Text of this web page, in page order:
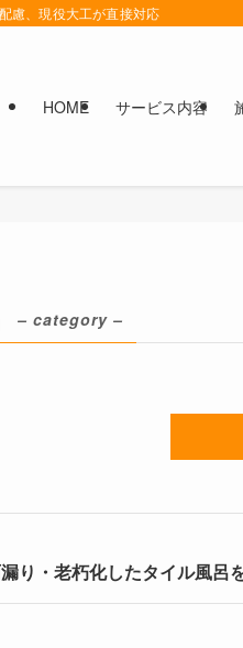
慮、現役大工が直接対応
HOME サービス内容
– category –
り・老朽化したタイル風呂